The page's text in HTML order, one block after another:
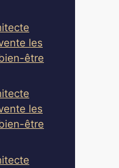
les
être
les
être